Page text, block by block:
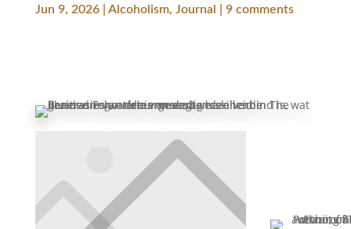
Jun 9, 2026 | Alcoholism, Journal | 9 comments